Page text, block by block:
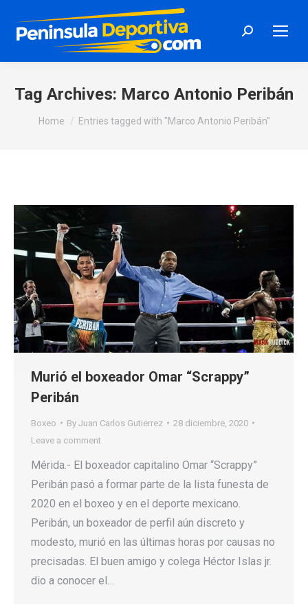
Search:
Tag Archives: Marco Antonio Peribán
You are here:
Home Entries tagged with "Marco Antonio Peribán"
Murió el boxeador Omar “Scrappy”
Peribán
Boxeo By Juan Carlos Gutierrez
28 diciembre, 2020
Leave a comment
Mérida.- El boxeador capitalino Omar “Scrappy”
Peribán pasó a formar parte de la lista funesta de
2020 en el boxeo y en el deporte mexicano.
Peribán, un boxeador de perfil aún discreto y
modesto, murió en las últimas horas por causas no
precisadas. El buen amigo y colega Héctor Islas jr.
dio a conocer el…